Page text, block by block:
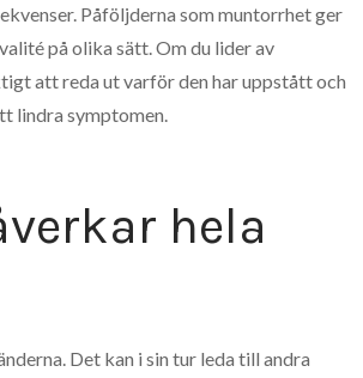
Påföljderna som muntorrhet ger
på olika sätt. Om du lider av
att reda ut varför den har uppstått och
lindra symptomen.
hela
Det kan i sin tur leda till andra